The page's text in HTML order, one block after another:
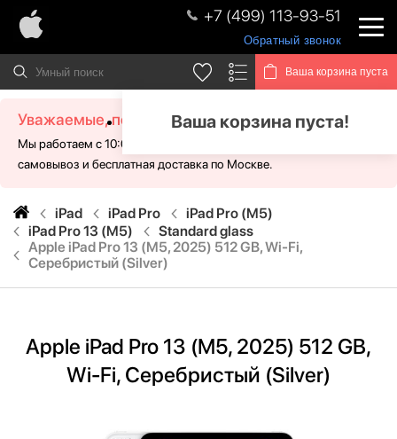
+7 (499) 113-93-51
Обратный звонок
Ваша корзина пуста
Ваша корзина пуста!
Уважаемые, посетители!
Мы работаем с 10:00 - 21:00 без выходных. Для Вас доступен
самовывоз и бесплатная доставка по Москве.
iPad iPad Pro
iPad Pro (M5)
iPad Pro 13 (M5)
Standard glass
Apple iPad Pro 13 (M5, 2025) 512 GB, Wi-Fi,
Серебристый (Silver)
Apple iPad Pro 13 (M5, 2025) 512 GB,
Wi-Fi, Серебристый (Silver)